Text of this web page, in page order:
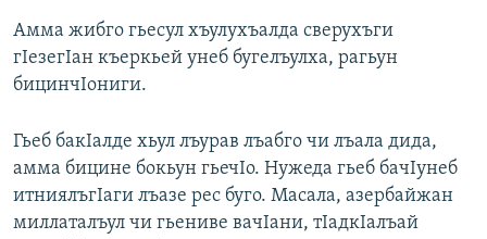
Амма жибго гьесул хъулухъалда сверухъги
гIезегIан къеркьей унеб бугелъулха, рагьун
бицинчIониги.
Гьеб бакIалде хьул лъурав лъабго чи лъала дида,
амма бицине бокьун гьечIо. Нужеда гьеб бачIунеб
итниялъгIаги лъазе рес буго. Масала, азербайжан
миллаталъул чи гьениве вачIани, тIадкIалъай